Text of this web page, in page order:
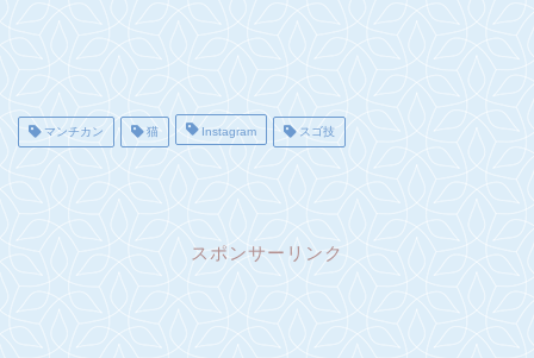
マンチカン 猫 Instagram スゴ技
スポンサーリンク